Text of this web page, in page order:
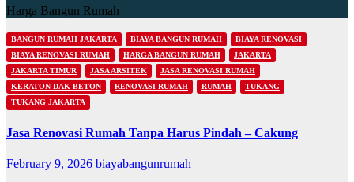
Harga Bangun Rumah
BANGUN RUMAH JAKARTA BIAYA BANGUN RUMAH
BIAYA RENOVASI
BIAYA RENOVASI RUMAH
HARGA BANGUN RUMAH
JAKARTA
JAKARTA TIMUR
JASA ARSITEK
JASA RENOVASI RUMAH
KERATON DAK BETON
RENOVASI RUMAH RUMAH
TUKANG
TUKANG JAKARTA
Jasa Renovasi Rumah Tanpa Harus Pindah – Cakung
February 9, 2026 biayabangunrumah